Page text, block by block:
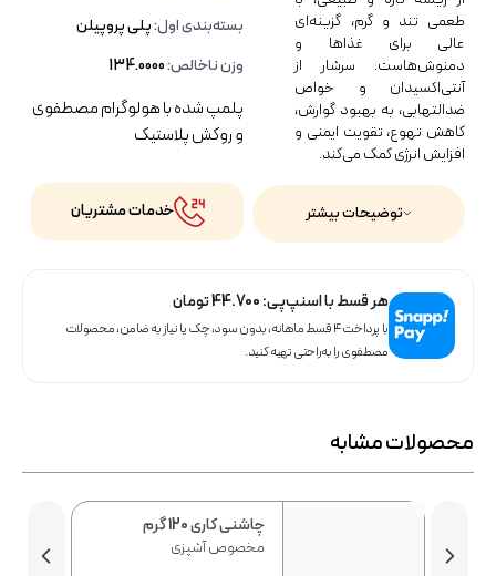
طعمی تند و گرم، گزینه‌ای
عالی برای غذاها و
دمنوش‌هاست. سرشار از
آنتی‌اکسیدان و خواص
ضدالتهابی، به بهبود گوارش،
کاهش تهوع، تقویت ایمنی و
افزایش انرژی کمک می‌کند.
بسته‌بندی اول:پلی پروپیلن
وزن ناخالص:134.0000
پلمپ شده با هولوگرام مصطفوی
و روکش پلاستیک
خدمات مشتریان توضیحات بیشتر
هر قسط با اسنپ‌پی:44.700تومان
با پرداخت ۴ قسط ماهانه، بدون سود، چک یا نیاز به ضامن، محصولات
مصطفوی را به‌راحتی تهیه کنید.
محصولات مشابه
چاشنی کاری 120 گرم
مخصوص آشپزی